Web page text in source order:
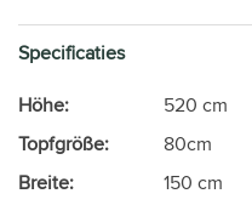
Specificaties
Höhe:
520 cm
Topfgröße:
80cm
Breite:
150 cm